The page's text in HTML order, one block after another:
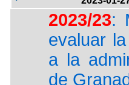
2023/23:
evaluar
a la
de